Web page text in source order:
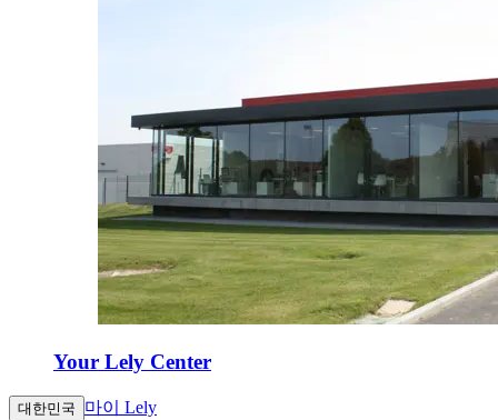
Your Lely Center
대한민국 마이 Lely